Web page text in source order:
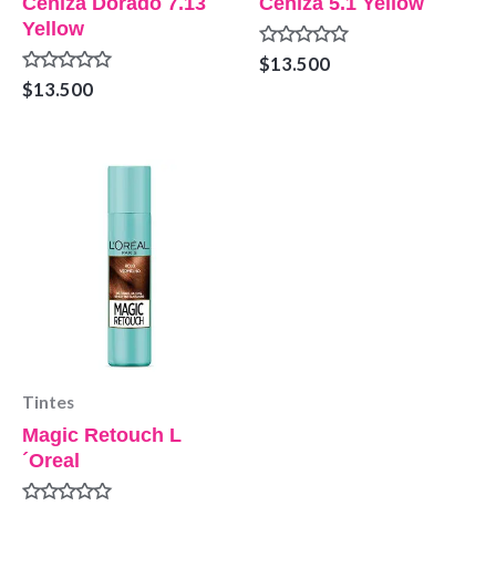
Yellow
Valorado
en
$13.500
Valorado
en
$13.500
Tintes
Magic Retouch L
´Oreal